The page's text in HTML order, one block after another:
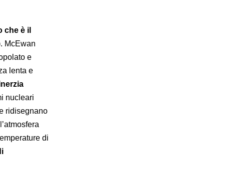
che è il
McEwan
e
lenta e
nucleari
ridisegnano
di